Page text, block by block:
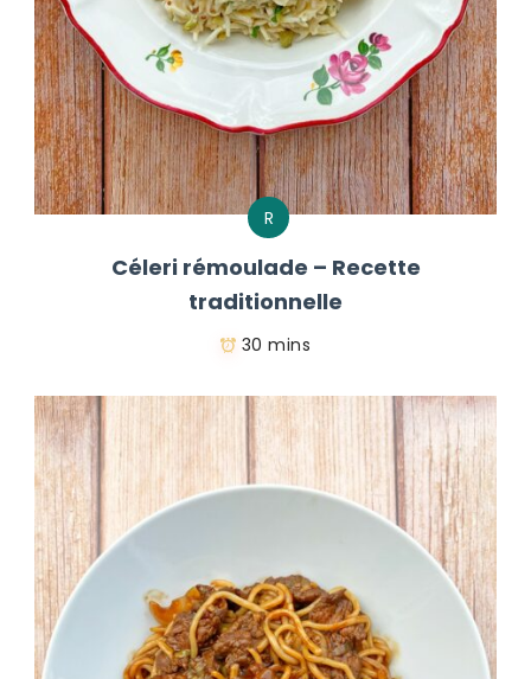
R
Céleri rémoulade – Recette
traditionnelle
30 mins